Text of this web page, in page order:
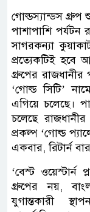
গোল্ডস্যান্ডস গ্রুপ
পাশাপাশি পর্যটন
সাগরকন্যা
প্রত্যেকটিই হবে
গ্রুপের রাজধানীর
‘গোল্ড সিটি’
এগিয়ে চলেছে।
চলেছে
প্রকল্প ‘গোল্ড
একবার, রিটার্ন
‘বেস্ট
গ্রুপের নয়,
যুগান্তকারী